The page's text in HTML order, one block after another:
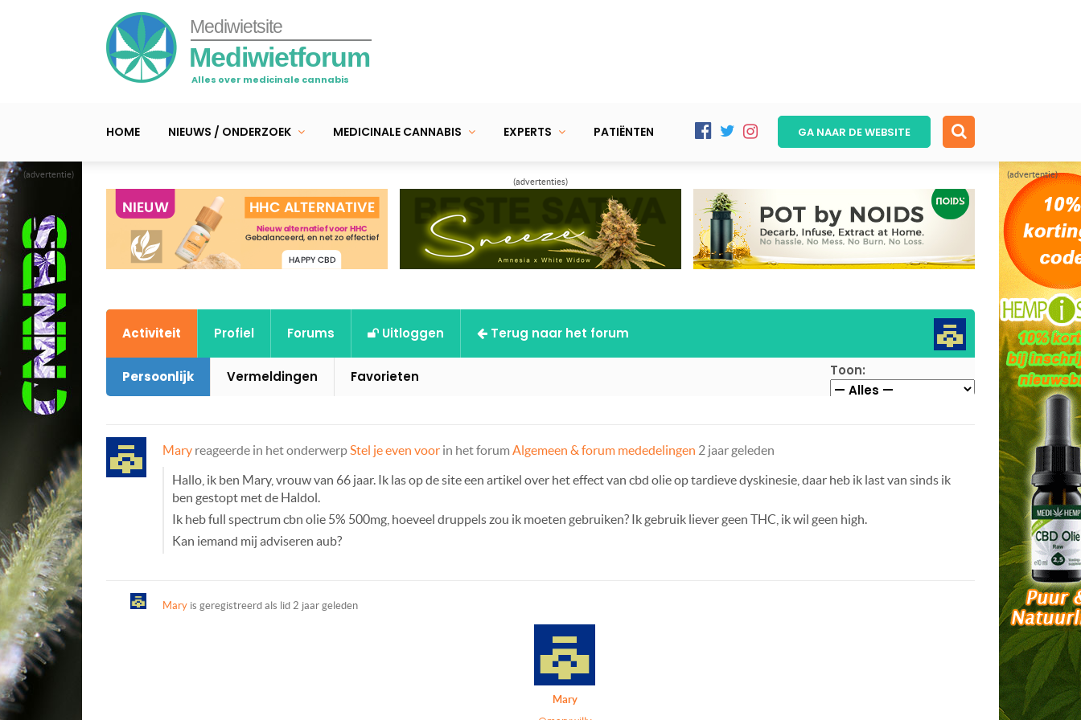
(advertentie) (advertentie)
Mediwietsite
Mediwietforum
Alles over medicinale cannabis
HOME NIEUWS / ONDERZOEK MEDICINALE CANNABIS EXPERTS PATIËNTEN GA NAAR DEWEBSITE
(advertenties)
Activiteit Profiel Forums Uitloggen Terug naar het forum
Persoonlijk Vermeldingen Favorieten Toon:
Mary reageerde in het onderwerp Stel je even voor in het forum Algemeen & forum mededelingen 2 jaar geleden
Hallo, ik ben Mary, vrouw van 66 jaar. Ik las op de site een artikel over het effect van cbd olie op tardieve dyskinesie, daar heb ik last van sinds ik
ben gestopt met de Haldol.
Ik heb full spectrum cbn olie 5% 500mg, hoeveel druppels zou ik moeten gebruiken? Ik gebruik liever geen THC, ik wil geen high.
Kan iemand mij adviseren aub?
Mary is geregistreerd als lid 2 jaar geleden
Mary